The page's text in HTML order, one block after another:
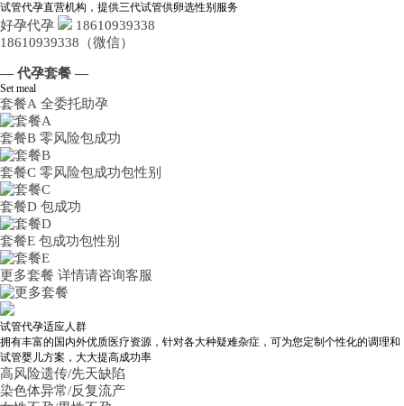
试管代孕直营机构，提供三代试管供卵选性别服务
好孕代孕
18610939338
18610939338（微信）
— 代孕套餐 —
Set meal
套餐A 全委托助孕
套餐B 零风险包成功
套餐C 零风险包成功包性别
套餐D 包成功
套餐E 包成功包性别
更多套餐 详情请咨询客服
试管代孕适应人群
拥有丰富的国内外优质医疗资源，针对各大种疑难杂症，可为您定制个性化的调理和
试管婴儿方案，大大提高成功率
高风险遗传/先天缺陷
染色体异常/反复流产